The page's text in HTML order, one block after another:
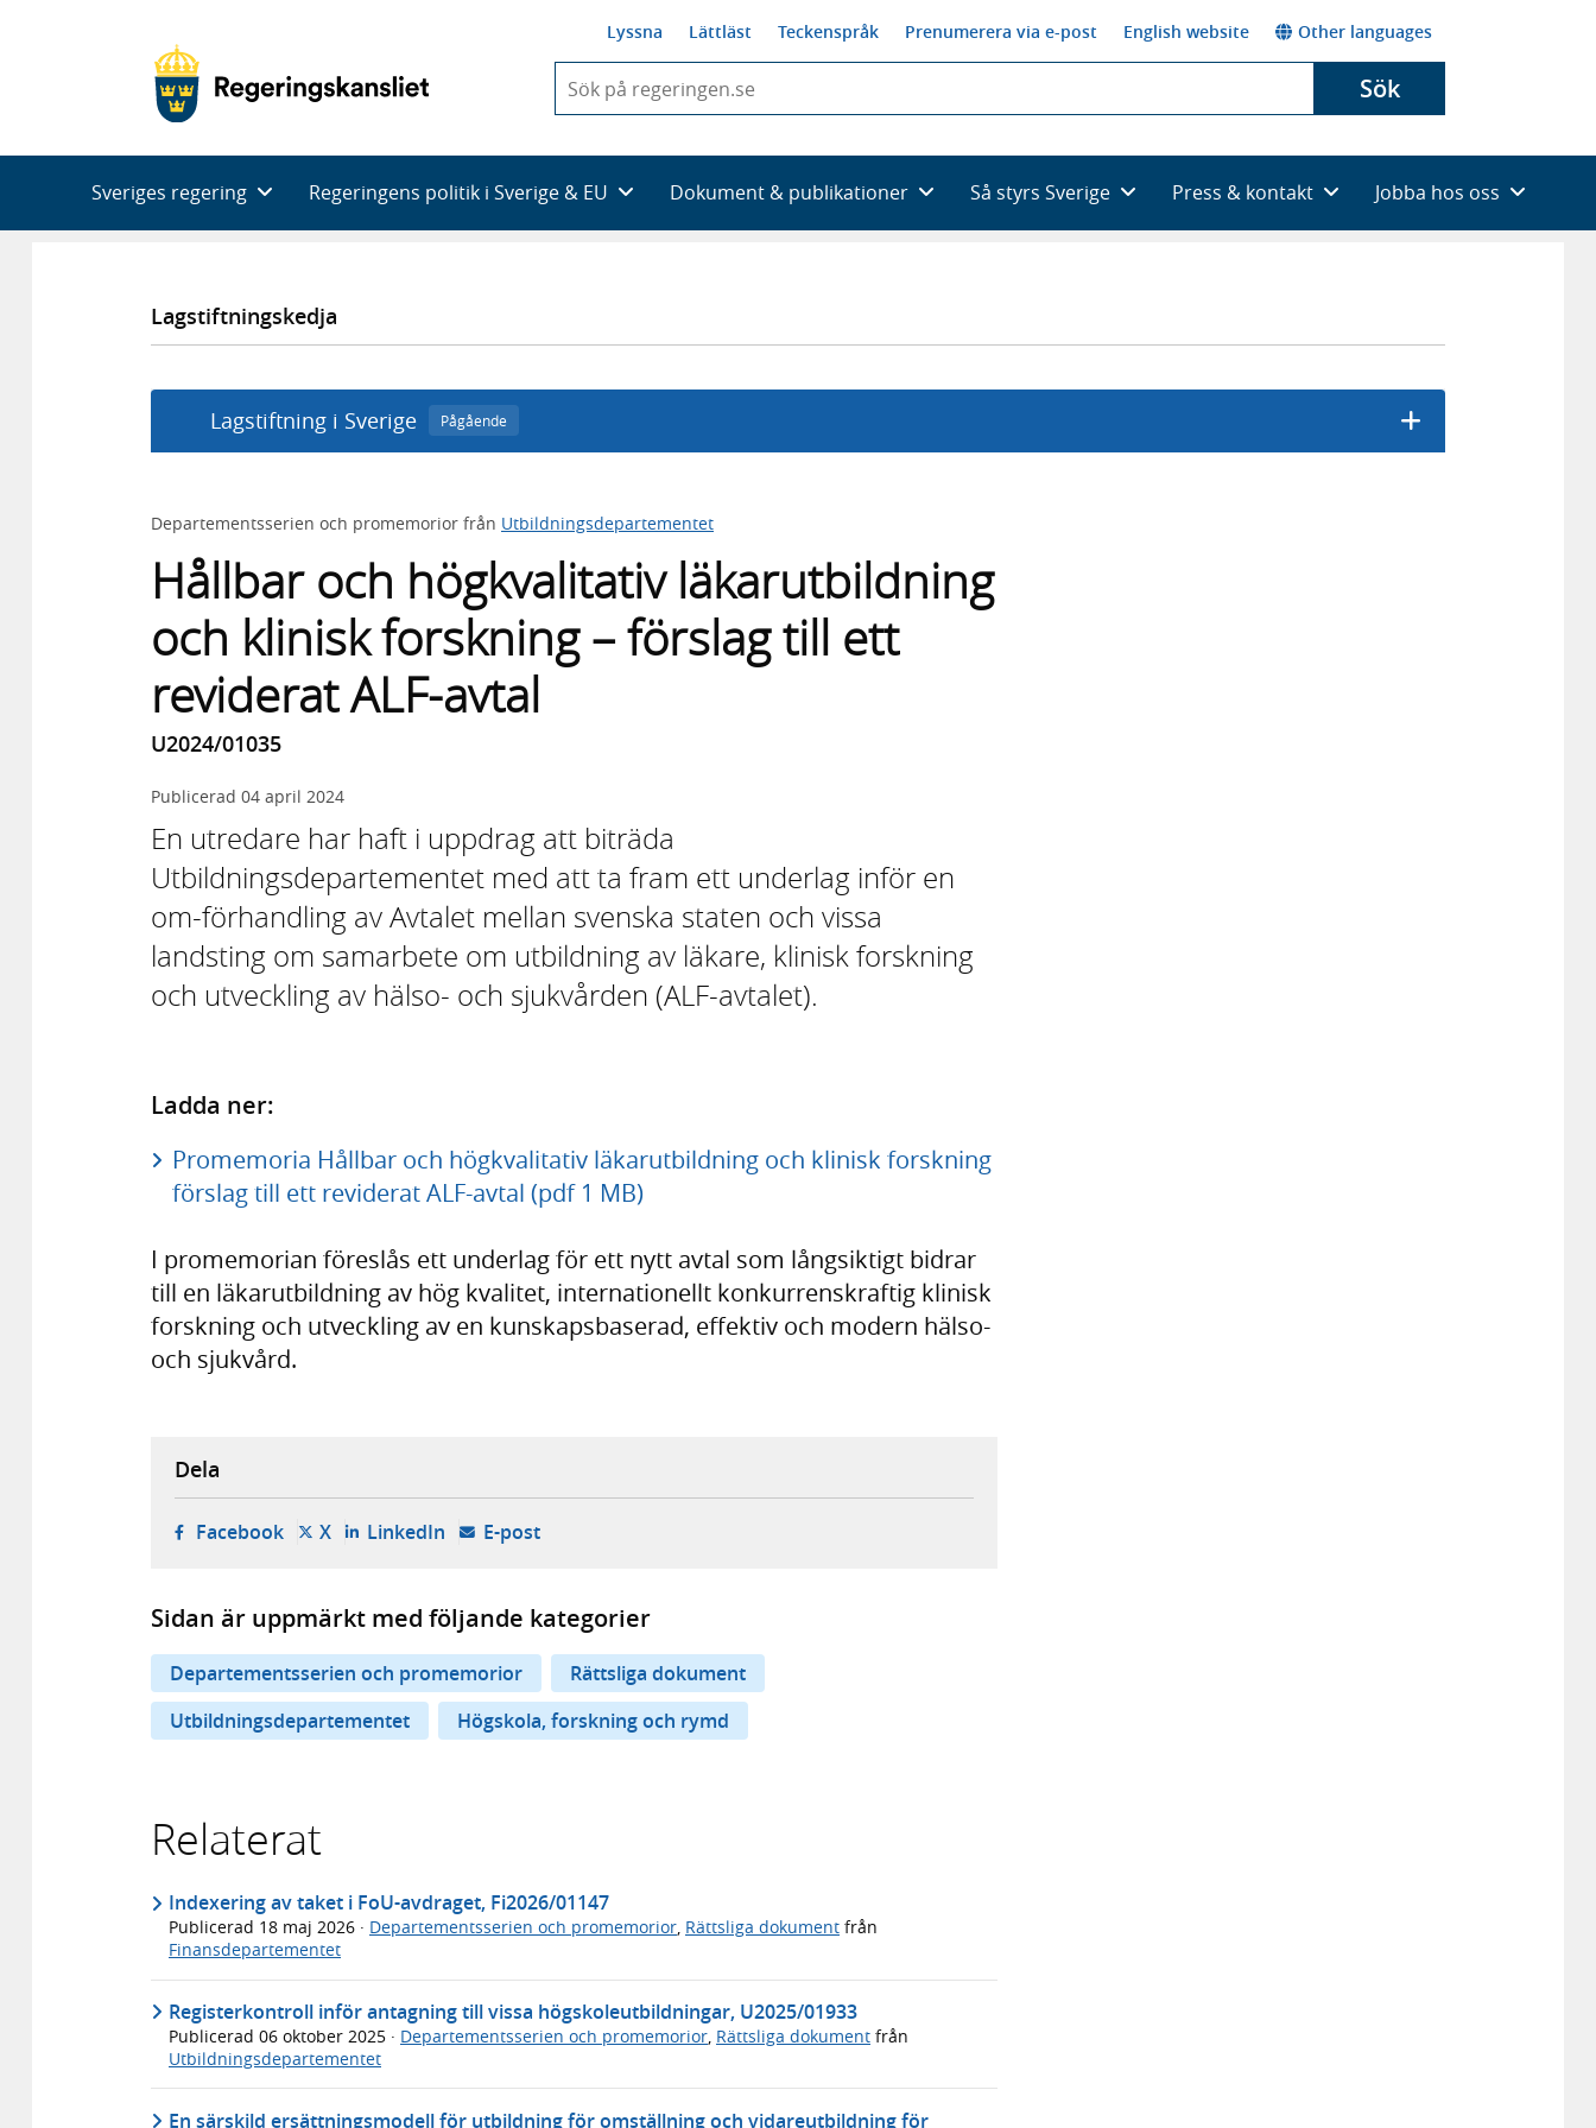
Lyssna Lättläst Teckenspråk Prenumerera via e-post English website Other languages
du
skriva
framträder
en
Sök
Sveriges regering Regeringens politik i Sverige & EU Dokument & publikationer Så styrs Sverige Press & kontakt Jobba hos oss
Lagstiftningskedja
Lagstiftning i Sverige Pågående
Departementsserien och promemorior från Utbildningsdepartementet
Hållbar och högkvalitativ läkarutbildning
och klinisk forskning – förslag till ett
reviderat ALF-avtal
U2024/01035
Publicerad 04 april 2024
En utredare har haft i uppdrag att biträda
Utbildningsdepartementet med att ta fram ett underlag inför en
om-förhandling av Avtalet mellan svenska staten och vissa
landsting om samarbete om utbildning av läkare, klinisk forskning
och utveckling av hälso- och sjukvården (ALF-avtalet).
Ladda ner:
Promemoria Hållbar och högkvalitativ läkarutbildning och klinisk forskning
förslag till ett reviderat ALF-avtal (pdf 1 MB)
I promemorian föreslås ett underlag för ett nytt avtal som långsiktigt bidrar
till en läkarutbildning av hög kvalitet, internationellt konkurrenskraftig klinisk
forskning och utveckling av en kunskapsbaserad, effektiv och modern hälso-
och sjukvård.
Dela
Facebook- öppnas i ny flik, extern webbplats,
X- öppnas i ny flik, extern webbplats,
LinkedIn- öppnas i ny flik, extern webbplats,
E-post- öppnar din e-postklient,
Sidan är uppmärkt med följande kategorier
Departementsserien och promemorior
Rättsliga dokument
Utbildningsdepartementet
Högskola, forskning och rymd
Relaterat
Indexering av taket i FoU-avdraget, Fi2026/01147
Publicerad 18 maj 2026 · Departementsserien och promemorior, Rättsliga dokument från
Finansdepartementet
Registerkontroll inför antagning till vissa högskoleutbildningar, U2025/01933
Publicerad 06 oktober 2025 · Departementsserien och promemorior, Rättsliga dokument från
Utbildningsdepartementet
En särskild ersättningsmodell för utbildning för omställning och vidareutbildning för